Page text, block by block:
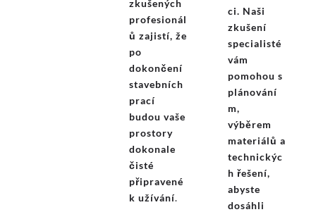
zkušených
profesionál
ů zajistí, že
po
dokončení
stavebních
prací
budou vaše
prostory
dokonale
čisté
připravené
k užívání.
ci. Naši
zkušení
specialisté
vám
pomohou s
plánování
m,
výběrem
materiálů a
technickýc
h řešení,
abyste
dosáhli